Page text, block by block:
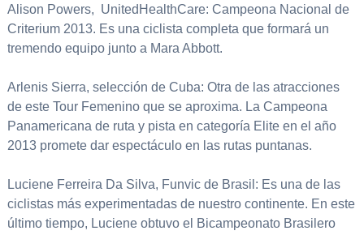
Alison Powers, UnitedHealthCare: Campeona Nacional de
Criterium 2013. Es una ciclista completa que formará un
tremendo equipo junto a Mara Abbott.
Arlenis Sierra, selección de Cuba: Otra de las atracciones
de este Tour Femenino que se aproxima. La Campeona
Panamericana de ruta y pista en categoría Elite en el año
2013 promete dar espectáculo en las rutas puntanas.
Luciene Ferreira Da Silva, Funvic de Brasil: Es una de las
ciclistas más experimentadas de nuestro continente. En este
último tiempo, Luciene obtuvo el Bicampeonato Brasilero